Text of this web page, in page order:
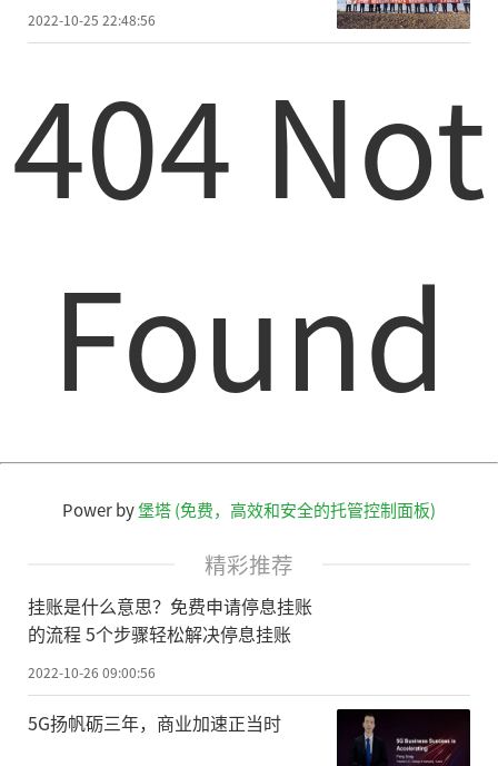
2022-10-25 22:48:56
404 Not
Found
Power by堡塔 (免费，高效和安全的托管控制面板)
精彩推荐
挂账是什么意思？免费申请停息挂账
的流程 5个步骤轻松解决停息挂账
2022-10-26 09:00:56
5G扬帆砺三年，商业加速正当时